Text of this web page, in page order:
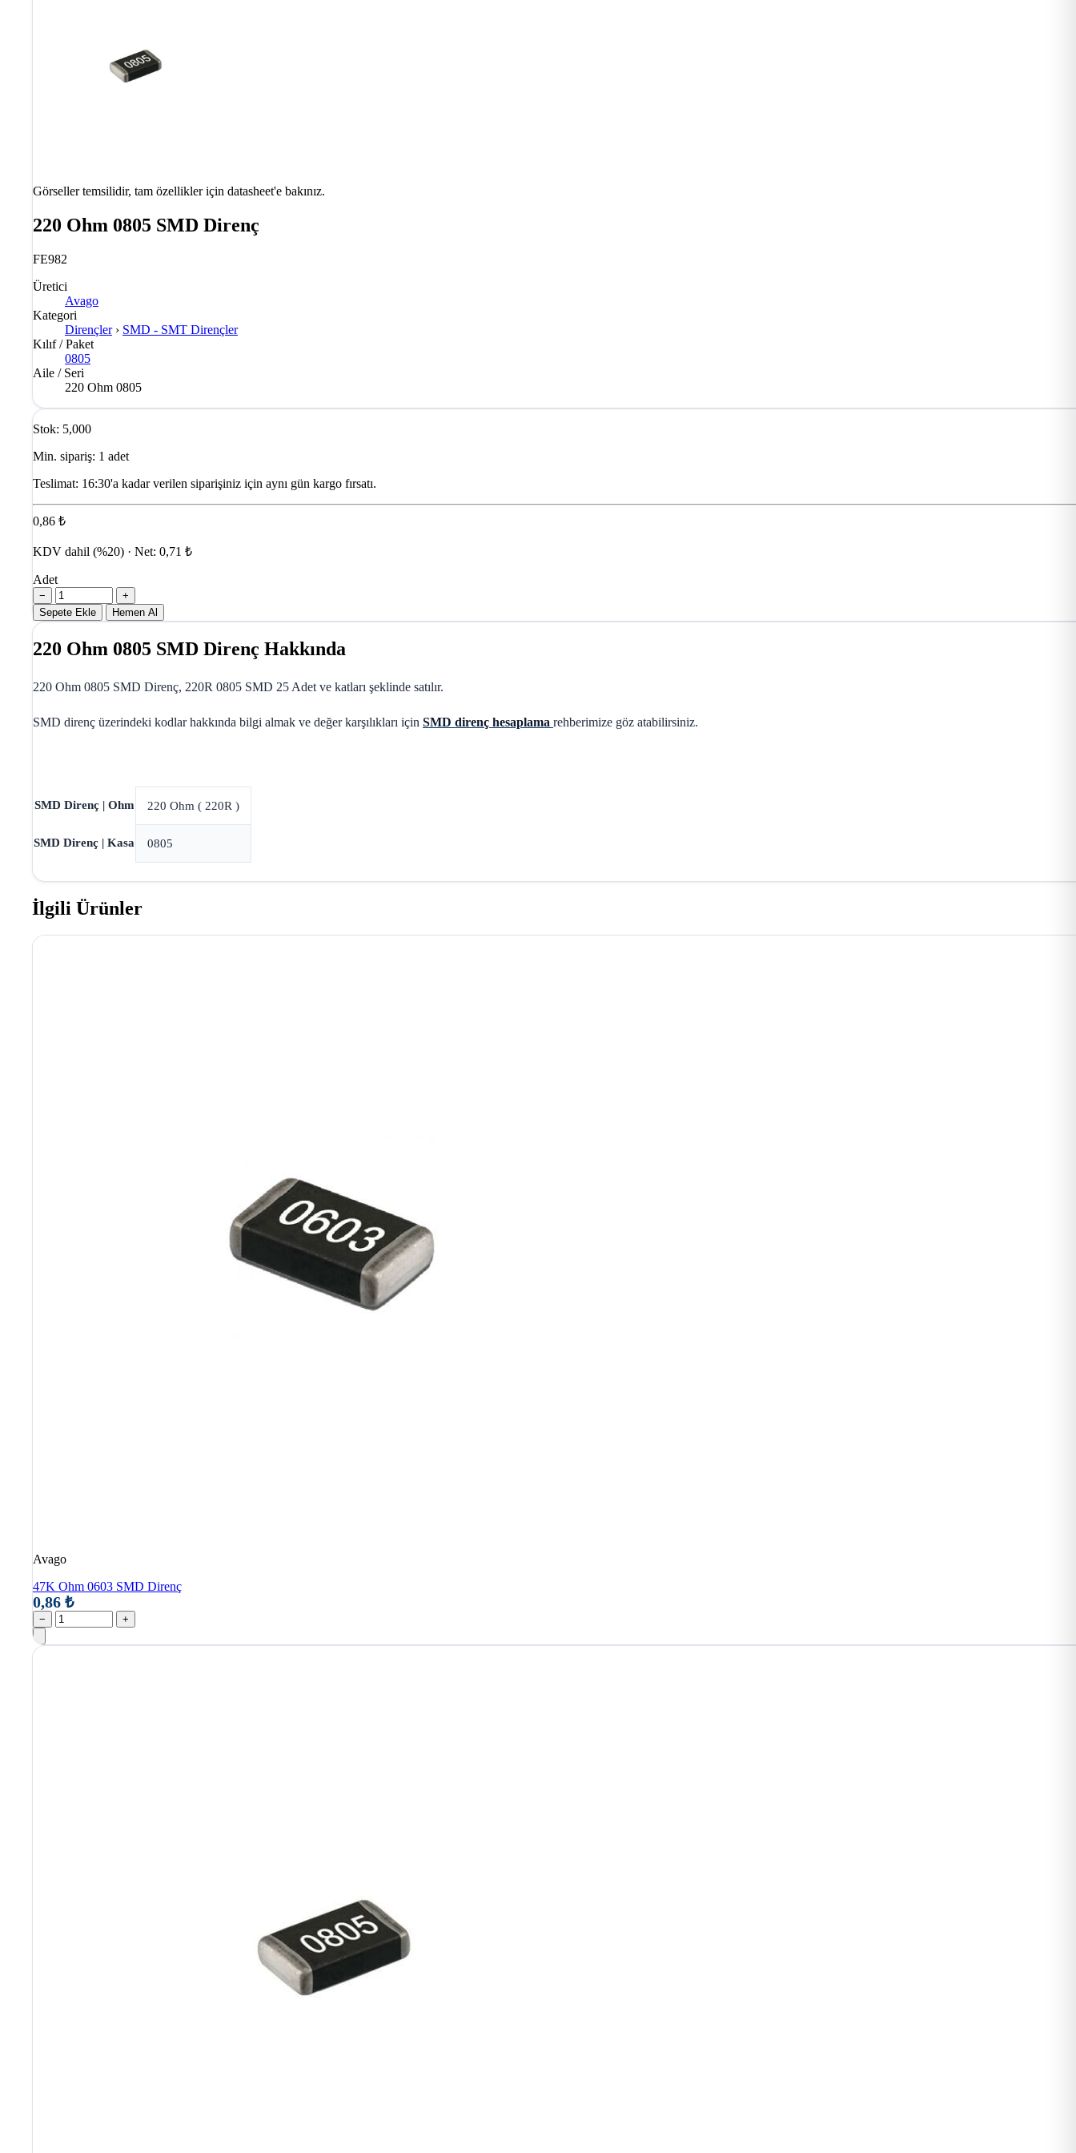
Görseller temsilidir, tam özellikler için datasheet'e bakınız.
220 Ohm 0805 SMD Direnç
FE982
Üretici
Avago
Kategori
Dirençler › SMD - SMT Dirençler
Kılıf / Paket
0805
Aile / Seri
220 Ohm 0805
Stok: 5,000
Min. sipariş: 1 adet
Teslimat: 16:30'a kadar verilen siparişiniz için aynı gün kargo fırsatı.
0,86 ₺
KDV dahil (%20) · Net: 0,71 ₺
Adet
−
+
Sepete Ekle
Hemen Al
220 Ohm 0805 SMD Direnç Hakkında
220 Ohm 0805 SMD Direnç, 220R 0805 SMD 25 Adet ve katları şeklinde satılır.
SMD direnç üzerindeki kodlar hakkında bilgi almak ve değer karşılıkları için SMD direnç hesaplama rehberimize göz atabilirsiniz.
SMD Direnç | Ohm 220 Ohm ( 220R )
SMD Direnç | Kasa 0805
İlgili Ürünler
Avago
47K Ohm 0603 SMD Direnç
0,86 ₺
− +